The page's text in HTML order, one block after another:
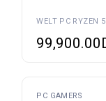
WELT PC RYZEN
99,900.00
PC GAMERS